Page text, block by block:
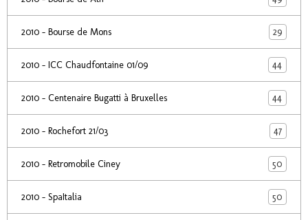
2010 - Bourse de Mons 29
2010 - ICC Chaudfontaine 01/09 44
2010 - Centenaire Bugatti à Bruxelles 44
2010 - Rochefort 21/03 47
2010 - Retromobile Ciney 50
2010 - SpaItalia 50